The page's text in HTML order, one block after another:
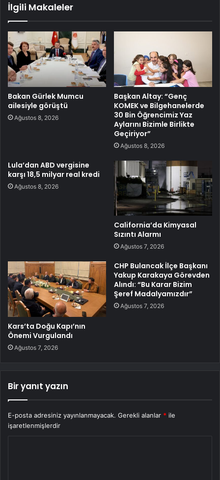
İlgili Makaleler
Bakan Gürlek Mumcu
ailesiyle görüştü
Ağustos 8, 2026
Başkan Altay: “Genç
KOMEK ve Bilgehanelerde
30 Bin Öğrencimiz Yaz
Aylarını Bizimle Birlikte
Geçiriyor”
Ağustos 8, 2026
Lula’dan ABD vergisine
karşı 18,5 milyar real kredi
Ağustos 8, 2026
California’da Kimyasal
Sızıntı Alarmı
Ağustos 7, 2026
Kars’ta Doğu Kapı’nın
Önemi Vurgulandı
Ağustos 7, 2026
CHP Bulancak İlçe Başkanı
Yakup Karakaya Görevden
Alındı: “Bu Karar Bizim
Şeref Madalyamızdır”
Ağustos 7, 2026
Bir yanıt yazın
E-posta adresiniz yayınlanmayacak. Gerekli alanlar * ile
işaretlenmişlerdir